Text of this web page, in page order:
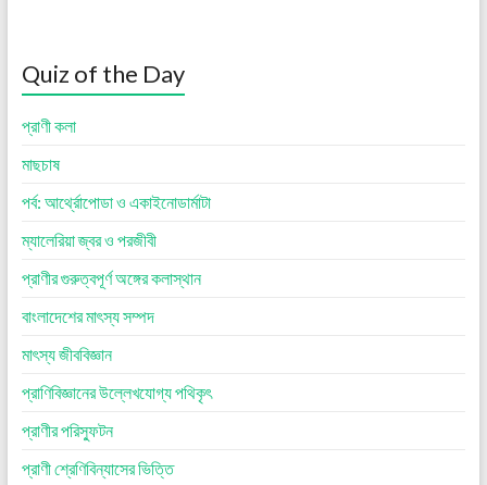
Quiz of the Day
প্রাণী কলা
মাছচাষ
পর্ব: আর্থ্রোপোডা ও একাইনোডার্মাটা
ম্যালেরিয়া জ্বর ও পরজীবী
প্রাণীর গুরুত্বপূর্ণ অঙ্গের কলাস্থান
বাংলাদেশের মাৎস্য সম্পদ
মাৎস্য জীববিজ্ঞান
প্রাণিবিজ্ঞানের উল্লেখযোগ্য পথিকৃৎ
প্রাণীর পরিস্ফুটন
প্রাণী শ্রেণিবিন্যাসের ভিত্তি